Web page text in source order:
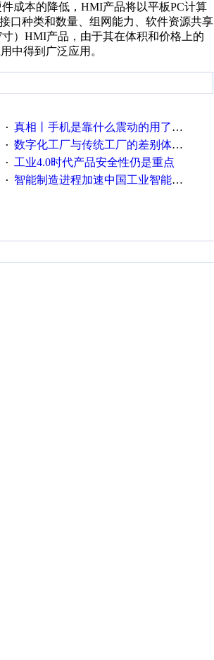
成本的降低，HMI产品将以平板PC计算
口种类和数量、组网能力、软件资源共享
）HMI产品，由于其在体积和价格上的
中得到广泛应用。
· 真相丨手机是靠什么震动的用了这么多年才知道！
· 数字化工厂与传统工厂的差别体现在哪里？
· 工业4.0时代产品安全性仍是重点
· 智能制造进程加速中国工业智能化之路发展趋势明显